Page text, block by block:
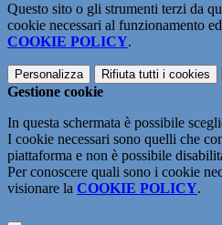
Questo sito o gli strumenti terzi da
cookie necessari al funzionamento
COOKIE POLICY.
Personalizza Rifiuta tutti i cookies
Gestione cookie
In questa schermata è possibile
I cookie necessari sono quelli che
piattaforma e non è possibile
Per conoscere quali sono i cookie
visionare la COOKIE POLICY.